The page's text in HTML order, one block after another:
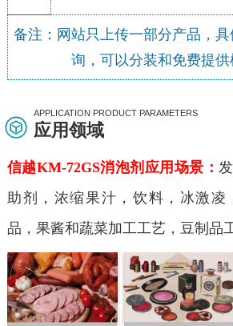
备注：网站只上传一部分产品，
询，可以分装和免费提供
APPLICATION PRODUCT PARAMETERS
应用领域
信越KM-72GS消泡剂应用场景：
助剂，浓缩果汁，饮料，冰激凌
品，果酱和蔬菜加工工艺，豆制品